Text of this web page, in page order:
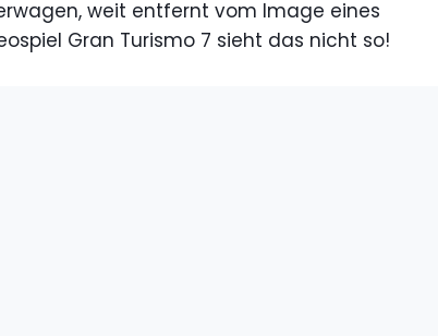
weit entfernt vom Image eines
Gran Turismo 7 sieht das nicht so!